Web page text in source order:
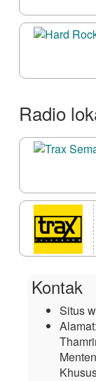
Radio
Kontak
Situs
Alamat: